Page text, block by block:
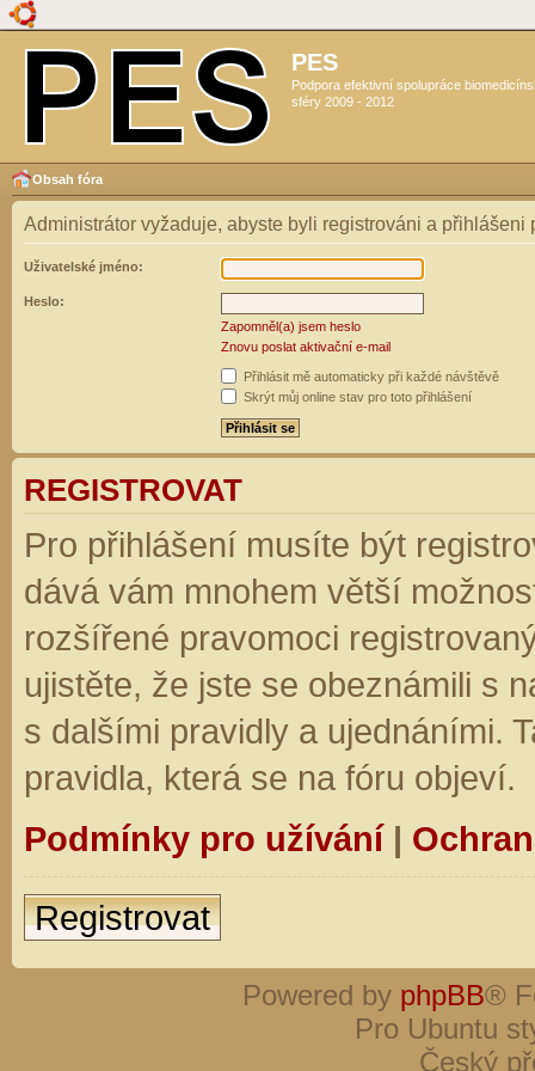
PES
Podpora efektivní spolupráce
sféry 2009 - 2012
Obsah fóra
Administrátor vyžaduje, abyste byli registrováni a přihlášeni
Uživatelské jméno:
Heslo:
Zapomněl(a) jsem heslo
Znovu poslat aktivační e-mail
Přihlásit mě automaticky při každé návštěvě
Skrýt můj online stav pro toto přihlášení
REGISTROVAT
Pro přihlášení musíte být
dává vám mnohem větší
rozšířené pravomoci
ujistěte, že jste se obeznámili s
s dalšími pravidly a ujednáními.
pravidla, která se na fóru objeví.
Podmínky pro užívání|
Registrovat
Powered by phpBB®
Pro Ubuntu
Český